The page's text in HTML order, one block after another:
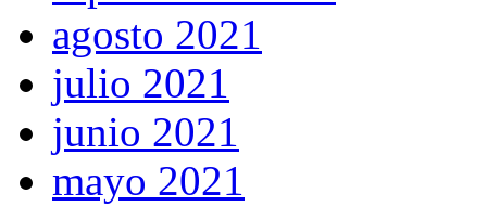
agosto 2021
julio 2021
junio 2021
mayo 2021